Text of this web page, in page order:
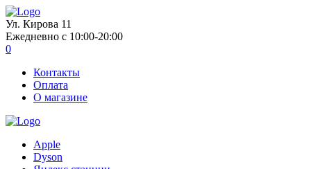
Ул. Кирова 11
Ежедневно с 10:00-20:00
0
Контакты
Оплата
О магазине
Apple
Dyson